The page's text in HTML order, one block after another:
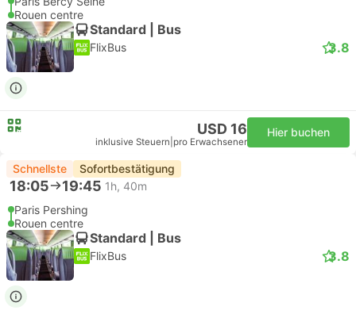
Rouen centre
Standard | Bus
FlixBus 3.8
USD 16
inklusive Steuern pro Erwachsener
Hier buchen
Schnellste Sofortbestätigung
18:05 19:45 1h, 40m
Paris Pershing
Rouen centre
Standard | Bus
FlixBus 3.8